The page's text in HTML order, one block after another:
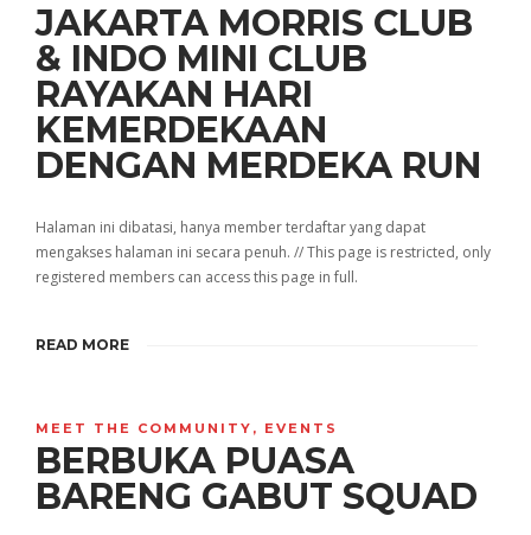
JAKARTA MORRIS CLUB
& INDO MINI CLUB
RAYAKAN HARI
KEMERDEKAAN
DENGAN MERDEKA RUN
Halaman ini dibatasi, hanya member terdaftar yang dapat
mengakses halaman ini secara penuh. // This page is restricted, only
registered members can access this page in full.
READ MORE
MEET THE COMMUNITY , EVENTS
BERBUKA PUASA
BARENG GABUT SQUAD